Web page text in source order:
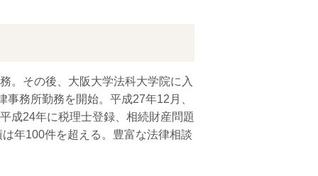
。その後、大阪大学法科大学院に入
務所勤務を開始。平成27年12月、
成24年に税理士登録、相続財産問題
年100件を超える。豊富な法律相談